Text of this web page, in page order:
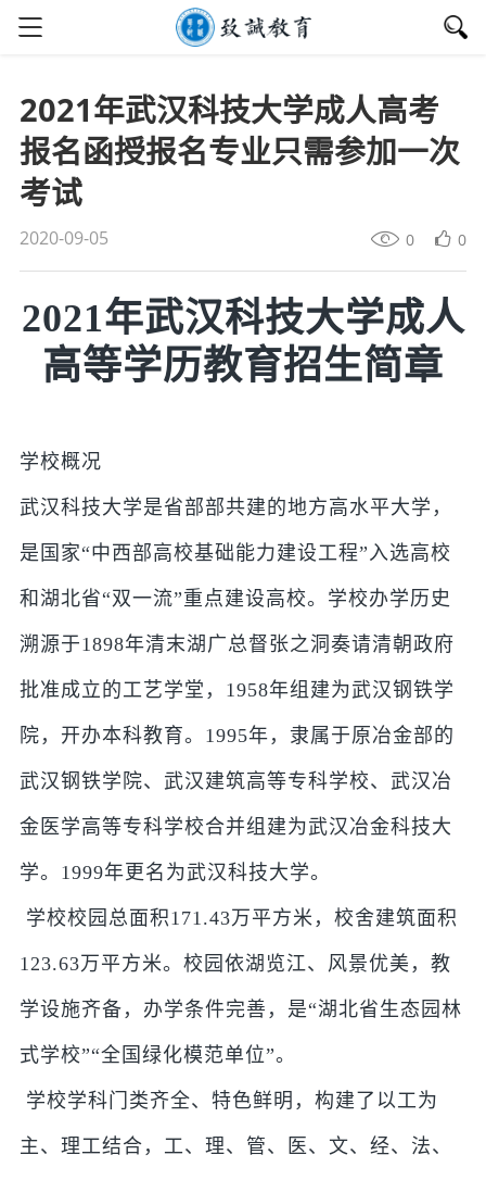
2021年武汉科技大学成人高考
报名函授报名专业只需参加一次
考试
2020-09-05 0 0
2021年武汉科技大学成人
高等学历教育招生简章
学校概况
武汉科技大学是省部部共建的地方高水平大学，
是国家“中西部高校基础能力建设工程”入选高校
和湖北省“双一流”重点建设高校。学校办学历史
溯源于1898年清末湖广总督张之洞奏请清朝政府
批准成立的工艺学堂，1958年组建为武汉钢铁学
院，开办本科教育。1995年，隶属于原冶金部的
武汉钢铁学院、武汉建筑高等专科学校、武汉冶
金医学高等专科学校合并组建为武汉冶金科技大
学。1999年更名为武汉科技大学。
学校校园总面积171.43万平方米，校舍建筑面积
123.63万平方米。校园依湖览江、风景优美，教
学设施齐备，办学条件完善，是“湖北省生态园林
式学校”“全国绿化模范单位”。
学校学科门类齐全、特色鲜明，构建了以工为
主、理工结合，工、理、管、医、文、经、法、